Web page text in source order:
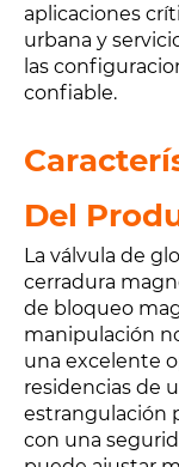
aplicaciones
urbana y
las
confiable.
Del
La válvula de
cerradura
de bloqueo
manipulación
una excelente
residencias de
estrangulación
con una